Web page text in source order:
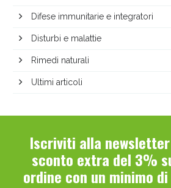
Difese immunitarie e integratori
Disturbi e malattie
Rimedi naturali
Ultimi articoli
Iscriviti alla
sconto extra del 3%
ordine con un minimo